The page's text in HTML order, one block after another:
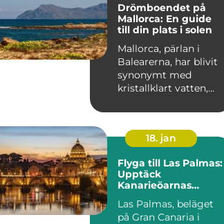
Drömboendet på
Mallorca: En guide
till din plats i solen
Mallorca, pärlan i
Balearerna, har blivit
synonymt med
kristallklart vatten,
en...
18. jan
Flyga till Las Palmas:
Upptäck
Kanarieöarnas
Las Palmas, beläget
på Gran Canaria i